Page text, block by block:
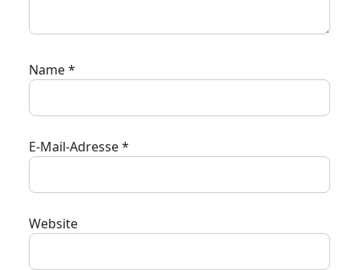
Name*
E-Mail-Adresse*
Website